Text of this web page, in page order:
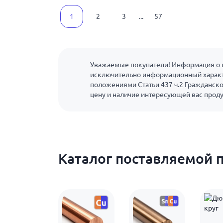
1 2 3 ... 57
Уважаемые покупатели! Информация о
исключительно информационный
положениями Статьи 437 ч.2
цену и наличие интересующей вас
Каталог поставляемой